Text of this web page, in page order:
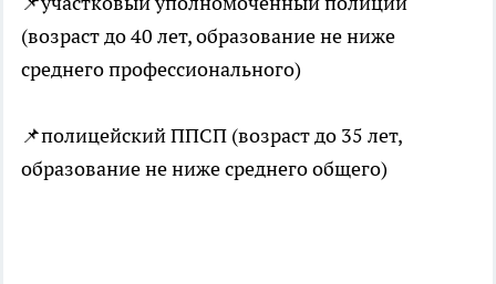
(возраст до 40 лет, образование не ниже
среднего профессионального)
📌полицейский ППСП (возраст до 35 лет,
образование не ниже среднего общего)